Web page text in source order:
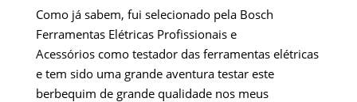
Como já sabem, fui selecionado pela Bosch
Ferramentas Elétricas Profissionais e
Acessórios como testador das ferramentas elétricas
e tem sido uma grande aventura testar este
berbequim de grande qualidade nos meus